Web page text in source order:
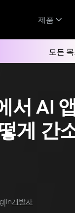
제품
모든
서 AI
게 간
|In개발자